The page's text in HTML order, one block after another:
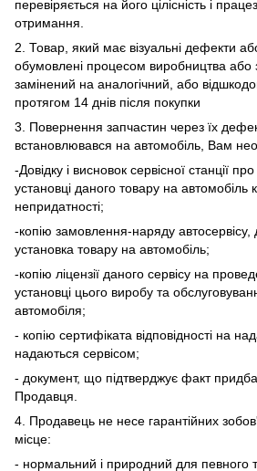
перевіряється на його цілісність і
отримання.
2. Товар, який має візуальні дефекти
обумовлені процесом виробництва або
замінений на аналогічний, або
протягом 14 днів після покупки
3. Повернення запчастин через їх
встановлювався на автомобіль, Вам
-Довідку і висновок сервісної станції
установці даного товару на автомобіль
непридатності;
-копію замовлення-наряду
установка товару на автомобіль;
-копію ліцензії даного сервісу на
установці цього виробу та
автомобіля;
- копію сертифіката відповідності на
надаються сервісом;
- документ, що підтверджує факт
Продавця.
4. Продавець не несе гарантійних
місце:
- нормальний і природний для певного